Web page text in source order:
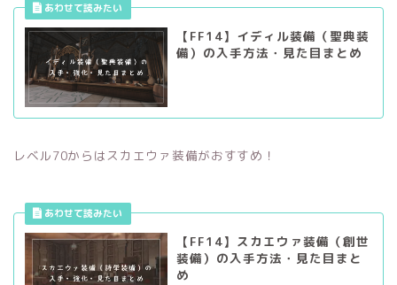
【FF14】イディル装備（聖典装
備）の入手方法・見た目まとめ
レベル70からはスカエウァ装備がおすすめ！
【FF14】スカエウァ装備（創世
装備）の入手方法・見た目まと
め